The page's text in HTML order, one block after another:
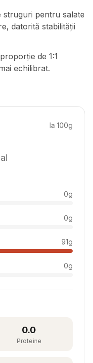
struguri pentru salate
datorită stabilității
de 1:1
echilibrat.
la 100g
0g
0g
91g
0g
0.0
Proteine